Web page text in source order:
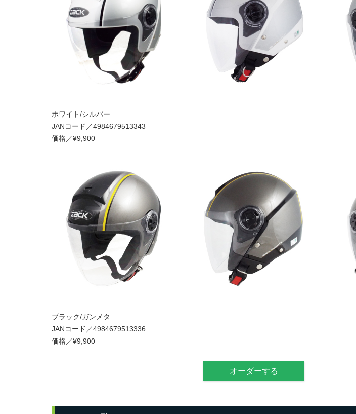
ホワイト/シルバー
JANコード／4984679513343
価格／¥9,900
ブラック/ガンメタ
JANコード／4984679513336
価格／¥9,900
オーダーする